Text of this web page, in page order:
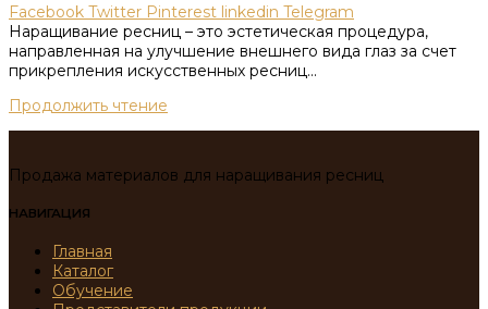
Facebook Twitter Pinterest linkedin Telegram
Наращивание ресниц – это эстетическая процедура,
направленная на улучшение внешнего вида глаз за счет
прикрепления искусственных ресниц...
Продолжить чтение
Продажа материалов для наращивания ресниц
НАВИГАЦИЯ
Главная
Каталог
Обучение